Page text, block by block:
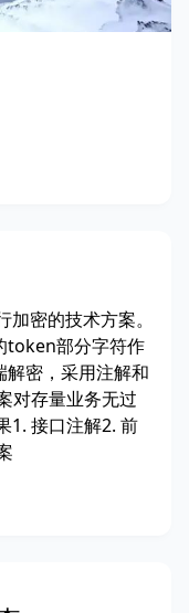
密的技术方案。
token部分字符作
解密，采用注解和
对存量业务无过
1. 接口注解2. 前